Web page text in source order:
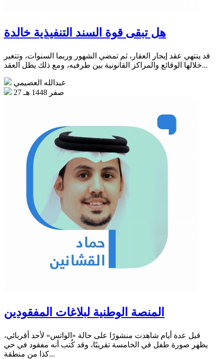
هل تبقى قوة السند التنفيذية خالدة
قد ينتهي عقد إيجار العقار، ثم تمضي الشهور وربما السنوات، وتتغير
خلالها الوقائع والمراكز القانونية بين طرفيه، ومع ذلك يظل العقد...
عبدالله العصيمي
27 صفر 1448 هـ
المنصة الوطنية لبلاغات المفقودين
قبل عدة أيام شاهدت منشورًا على حالة «الواتس» لأحد أقربائي،
يظهر صورة طفل في الخامسة تقريبًا، وقد كُتب أنه مفقود في حي
كذا من منطقة...